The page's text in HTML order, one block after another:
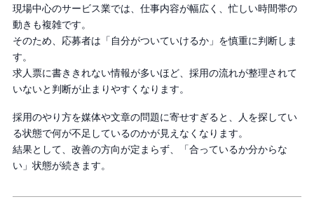
現場中心のサービス業では、仕事内容が幅広く、忙しい時間帯の
動きも複雑です。
そのため、応募者は「自分がついていけるか」を慎重に判断しま
す。
求人票に書ききれない情報が多いほど、採用の流れが整理されて
いないと判断が止まりやすくなります。
採用のやり方を媒体や文章の問題に寄せすぎると、人を探してい
る状態で何が不足しているのかが見えなくなります。
結果として、改善の方向が定まらず、「合っているか分からな
い」状態が続きます。